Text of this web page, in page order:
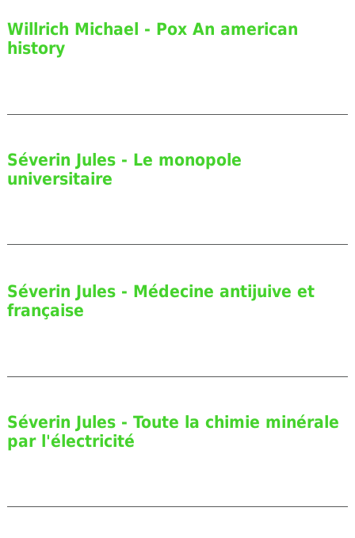
Willrich Michael - Pox An american
history
Séverin Jules - Le monopole
universitaire
Séverin Jules - Médecine antijuive et
française
Séverin Jules - Toute la chimie minérale
par l'électricité